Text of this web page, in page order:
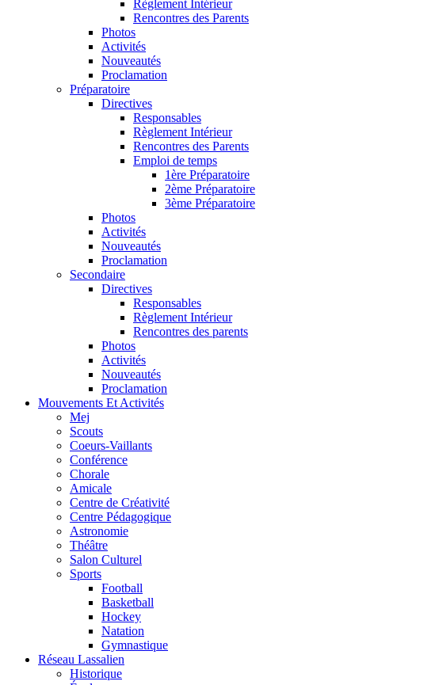
Règlement Intérieur
Rencontres des Parents
Photos
Activités
Nouveautés
Proclamation
Préparatoire
Directives
Responsables
Règlement Intérieur
Rencontres des Parents
Emploi de temps
1ère Préparatoire
2ème Préparatoire
3ème Préparatoire
Photos
Activités
Nouveautés
Proclamation
Secondaire
Directives
Responsables
Règlement Intérieur
Rencontres des parents
Photos
Activités
Nouveautés
Proclamation
Mouvements Et Activités
Mej
Scouts
Coeurs-Vaillants
Conférence
Chorale
Amicale
Centre de Créativité
Centre Pédagogique
Astronomie
Théâtre
Salon Culturel
Sports
Football
Basketball
Hockey
Natation
Gymnastique
Réseau Lassalien
Historique